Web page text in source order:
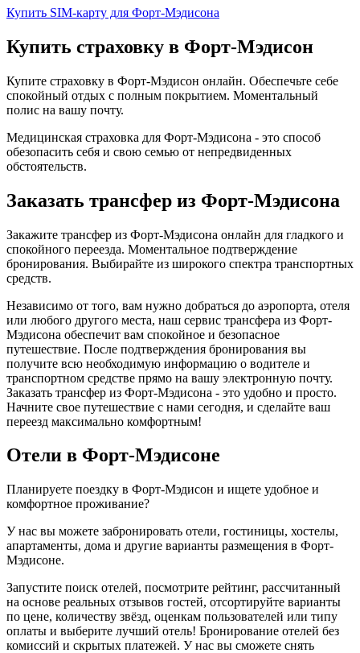
Купить SIM-карту для Форт-Мэдисона
Купить страховку в Форт-Мэдисон
Купите страховку в Форт-Мэдисон онлайн. Обеспечьте себе
спокойный отдых с полным покрытием. Моментальный
полис на вашу почту.
Медицинская страховка для Форт-Мэдисона - это способ
обезопасить себя и свою семью от непредвиденных
обстоятельств.
Заказать трансфер из Форт-Мэдисона
Закажите трансфер из Форт-Мэдисона онлайн для гладкого и
спокойного переезда. Моментальное подтверждение
бронирования. Выбирайте из широкого спектра транспортных
средств.
Независимо от того, вам нужно добраться до аэропорта, отеля
или любого другого места, наш сервис трансфера из Форт-
Мэдисона обеспечит вам спокойное и безопасное
путешествие. После подтверждения бронирования вы
получите всю необходимую информацию о водителе и
транспортном средстве прямо на вашу электронную почту.
Заказать трансфер из Форт-Мэдисона - это удобно и просто.
Начните свое путешествие с нами сегодня, и сделайте ваш
переезд максимально комфортным!
Отели в Форт-Мэдисоне
Планируете поездку в Форт-Мэдисон и ищете удобное и
комфортное проживание?
У нас вы можете забронировать отели, гостиницы, хостелы,
апартаменты, дома и другие варианты размещения в Форт-
Мэдисоне.
Запустите поиск отелей, посмотрите рейтинг, рассчитанный
на основе реальных отзывов гостей, отсортируйте варианты
по цене, количеству звёзд, оценкам пользователей или типу
оплаты и выберите лучший отель! Бронирование отелей без
комиссий и скрытых платежей. У нас вы сможете снять